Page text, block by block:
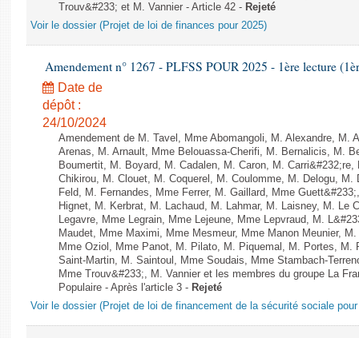
Trouv&#233; et M. Vannier - Article 42 - Rejeté
Voir le dossier (Projet de loi de finances pour 2025)
Amendement n° 1267 - PLFSS POUR 2025 - 1ère lecture
Date de
dépôt :
24/10/2024
Amendement de M. Tavel, Mme Abomangoli, M. Alexandre, M.
Arenas, M. Arnault, Mme Belouassa-Cherifi, M. Bernalicis, M.
Boumertit, M. Boyard, M. Cadalen, M. Caron, M.
Chikirou, M. Clouet, M. Coquerel, M. Coulomme, M. Delogu, M.
Feld, M. Fernandes, Mme Ferrer, M. Gaillard, Mme
Hignet, M. Kerbrat, M. Lachaud, M. Lahmar, M. Laisney, M. Le
Legavre, Mme Legrain, Mme Lejeune, Mme Lepvraud, M.
Maudet, Mme Maximi, Mme Mesmeur, Mme Manon Meunier,
Mme Oziol, Mme Panot, M. Pilato, M. Piquemal, M. Portes, M.
Saint-Martin, M. Saintoul, Mme Soudais, Mme Stambach-
Mme Trouv&#233;, M. Vannier et les membres du groupe La
Populaire - Après l'article 3 - Rejeté
Voir le dossier (Projet de loi de financement de la sécurité sociale pour